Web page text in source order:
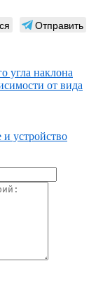
Отправить
угла наклона
от вида
и устройство